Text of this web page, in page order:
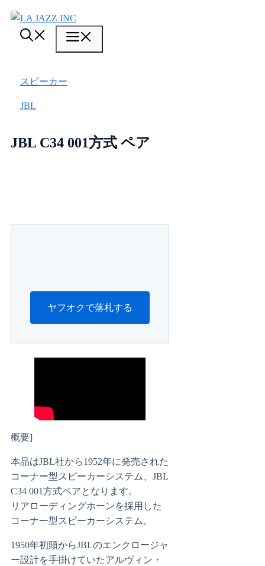
コ
プ
スピーカー
JBL
JBL C34 001方式 ペア
ヤフオクで落札する
概要]
本品はJBL社から1952年に発売された
コーナー型スピーカーシステム、JBL
C34 001方式ペアとなります。
リアローディングホーンを採用した
コーナー型スピーカーシステム。
1950年初頭からJBLのエンクロージャ
ー設計を手掛けていたアルヴィン・